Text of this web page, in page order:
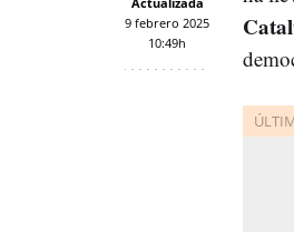
9 febrero 2025
10:49h